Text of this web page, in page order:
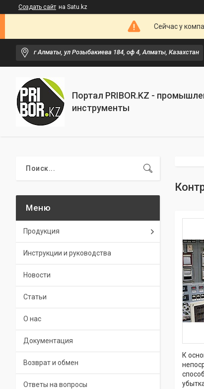
Создать сайт на Satu.kz
Сейчас у
г Алматы, ул Розыбакиева 184, оф 4, Алматы, Казахстан
Портал PRIBOR.KZ -
инструменты
К
Продукция
Инструкции и руководства
Новости
Статьи
О нас
Документация
Возврат и обмен
Ответы на вопросы